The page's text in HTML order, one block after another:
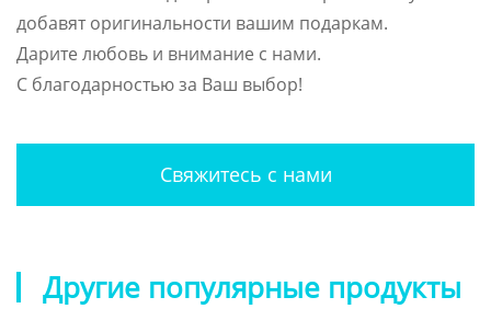
добавят оригинальности вашим подаркам.
Дарите любовь и внимание с нами.
С благодарностью за Ваш выбор!
Свяжитесь с нами
Другие популярные продукты